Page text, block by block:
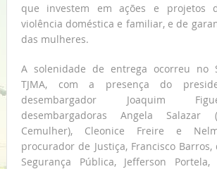
que investem em ações e projetos
violência doméstica e familiar, e de
das mulheres.
A solenidade de entrega ocorreu no
TJMA, com a presença do
desembargador Joaquim
desembargadoras Angela Salazar
Cemulher), Cleonice Freire e
procurador de Justiça, Francisco
Segurança Pública, Jefferson